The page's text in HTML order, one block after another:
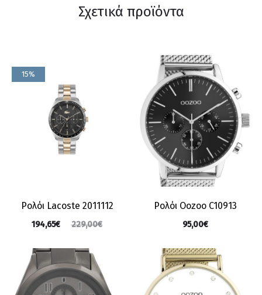
Σχετικά προϊόντα
15%
Ρολόι Lacoste 2011112
229,00€
194,65€
Ρολόι Oozoo C10913
95,00€